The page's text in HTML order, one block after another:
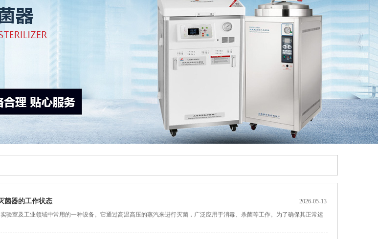
菌器的工作状态
2026-05-13
验室及工业领域中常用的一种设备。它通过高温高压的蒸汽来进行灭菌，广泛应用于消毒、杀菌等工作。为了确保其正常运